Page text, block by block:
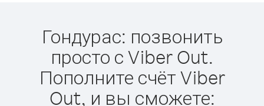
Гондурас: позвонить
просто с Viber Out.
Пополните счёт Viber
Out, и вы сможете: